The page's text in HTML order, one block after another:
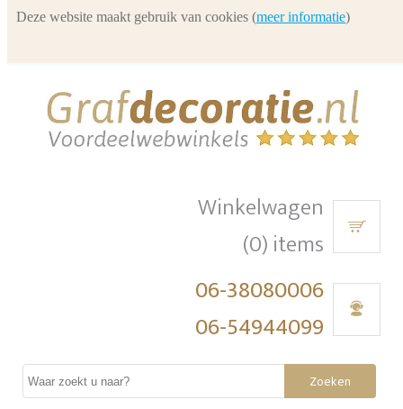
Winkelwagen
(0) items
06-38080006
06-54944099
Zoeken
Deze website maakt gebruik van cookies (meer informatie)